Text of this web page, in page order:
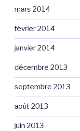
mars 2014
février 2014
janvier 2014
décembre 2013
septembre 2013
août 2013
juin 2013